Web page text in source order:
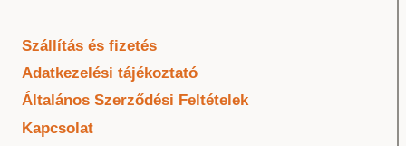
Szállítás és fizetés
Adatkezelési tájékoztató
Általános Szerződési Feltételek
Kapcsolat